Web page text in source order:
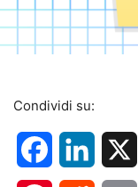
Condividi su:
Facebook